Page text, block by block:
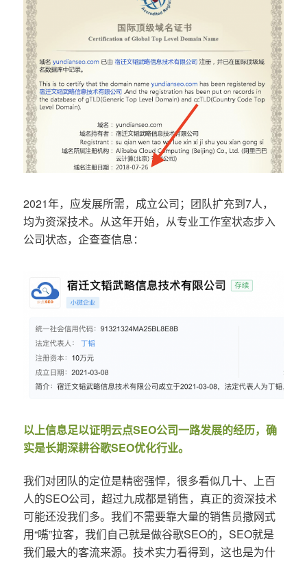
2021年，应发展所需，成立公司；团队扩充到7人，
均为资深技术。从这年开始，从专业工作室状态步入
公司状态，企查查信息：
以上信息足以证明云点SEO公司一路发展的经历，确
实是长期深耕谷歌SEO优化行业。
我们对团队的定位是精密强悍，很多看似几十、上百
人的SEO公司，超过九成都是销售，真正的资深技术
可能还没我们多。我们不需要靠大量的销售员撒网式
用“嘴”拉客，我们自己就是做谷歌SEO的，SEO就是
我们最大的客流来源。技术实力看得到，这也是为什